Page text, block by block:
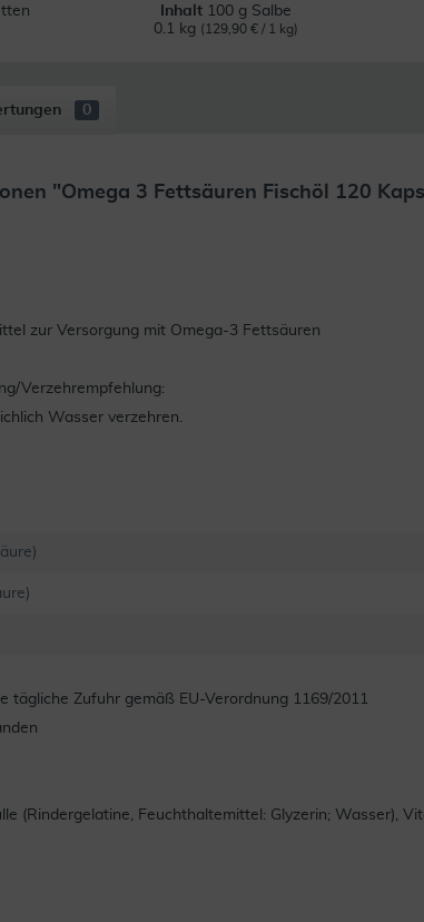
Inhalt 100 g Salbe
0.1 kg (129,90 € / 1 kg)
0
"Omega 3 Fettsäuren Fischöl 120
zur Versorgung mit Omega-3 Fettsäuren
Verzehrempfehlung:
Wasser verzehren.
tägliche Zufuhr gemäß EU-Verordnung 1169/2011
(Rindergelatine, Feuchthaltemittel: Glyzerin; Wasser),